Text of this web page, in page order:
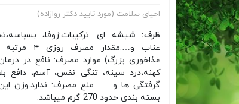
احیای سلامت (مورد تایید دکتر روازاده)
ظرف: شیشه ای. ترکیبات:زوفا،
عناب و….مقدار
غذاخوری بزرگ) موارد مصرف: نافع در
کهنه،درد سینه، تنگی نفس، آسم، دافع
گرفتگی ها و… . منع مصرف: ندارد.وزن
بسته بندی حدود 270 گرم میباشد.